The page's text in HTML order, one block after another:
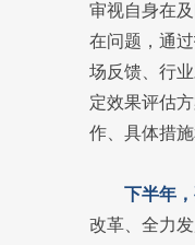
审视自身在
在问题，通
场反馈、行
定效果评估
作、具体措
下半年
改革、全力